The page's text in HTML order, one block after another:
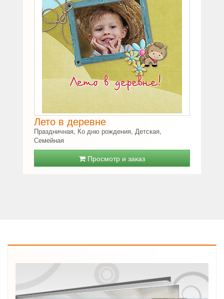
Лето в деревне
Праздничная, Ко дню рождения, Детская,
Семейная
Просмотр и заказ